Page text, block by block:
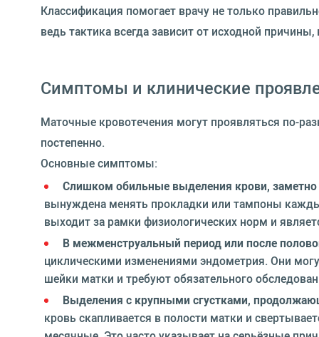
Классификация помогает врачу не только
ведь тактика всегда зависит от исходной
Симптомы и клинические
Маточные кровотечения могут проявляться по-
постепенно.
Основные симптомы:
Слишком обильные выделения крови,
вынуждена менять прокладки или тампоны
выходит за рамки физиологических норм и
В межменструальный период или после
циклическими изменениями эндометрия. Они
шейки матки и требуют обязательного
Выделения с крупными сгустками,
кровь скапливается в полости матки и